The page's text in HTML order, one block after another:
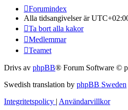
Forumindex
Alla tidsangivelser är
Ta bort alla kakor
Medlemmar
Teamet
Drivs av phpBB® Forum Software ©
Swedish translation by phpBB Sweden
Integritetspolicy | Användarvillkor